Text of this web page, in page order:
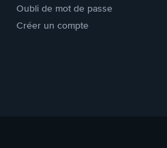
Oubli de mot de passe
Créer un compte